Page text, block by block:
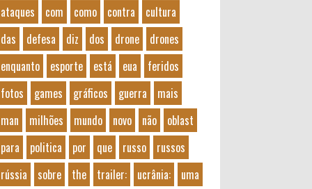
ataques
com como contra
cultura
das
defesa diz dos drone
drones
enquanto
esporte está eua
feridos
fotos
games gráficos guerra
mais
man
milhões mundo novo não
oblast
para
politica por que russo
russos
rússia
sobre the trailer: ucrânia:
uma